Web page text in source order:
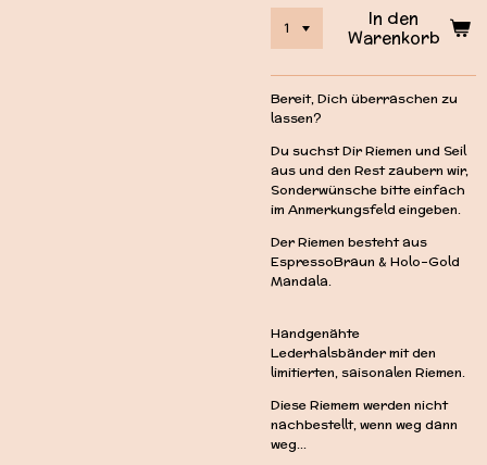
In den
Warenkorb
Bereit, Dich überraschen zu
lassen?
Du suchst Dir Riemen und Seil
aus und den Rest zaubern wir,
Sonderwünsche bitte einfach
im Anmerkungsfeld eingeben.
Der Riemen besteht aus
EspressoBraun & Holo-Gold
Mandala.
Handgenähte
Lederhalsbänder mit den
limitierten, saisonalen Riemen.
Diese Riemem werden nicht
nachbestellt, wenn weg dann
weg...